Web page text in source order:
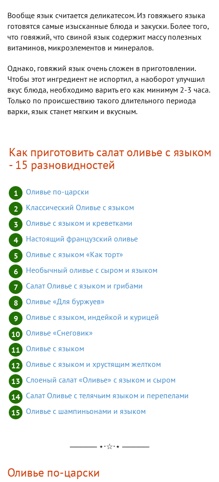
Вообще язык считается деликатесом. Из говяжьего языка
готовятся самые изысканные блюда и закуски. Более того,
что говяжий, что свиной язык содержит массу полезных
витаминов, микроэлементов и минералов.
Однако, говяжий язык очень сложен в приготовлении.
Чтобы этот ингредиент не испортил, а наоборот улучшил
вкус блюда, необходимо варить его как минимум 2-3 часа.
Только по происшествию такого длительного периода
варки, язык станет мягким и вкусным.
Как приготовить салат оливье с языком
- 15 разновидностей
Оливье по-царски
Классический Оливье с языком
Оливье с языком и креветками
Настоящий французский оливье
Оливье с языком «Как торт»
Необычный оливье с сыром и языком
Салат Оливье с языком и грибами
Оливье «Для буржуев»
Оливье с языком, индейкой и курицей
Оливье «Снеговик»
Оливье с языком
Оливье с языком и хрустящим желтком
Слоеный салат «Оливье» с языком и сыром
Салат Оливье с телячьим языком и перепелами
Оливье с шампиньонами и языком
───── ⋆⋅☆⋅⋆ ─────
Оливье по-царски